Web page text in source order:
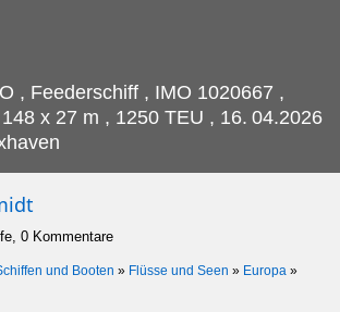
, Feederschiff , IMO 1020667 ,
x 27 m , 1250 TEU , 16. 04.2026
0 Kommentare
und Booten » Flüsse und Seen » Europa »